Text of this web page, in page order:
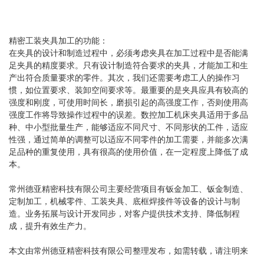
精密工装夹具加工的功能：
在夹具的设计和制造过程中，必须考虑夹具在加工过程中是否能满
足夹具的精度要求。只有设计制造符合要求的夹具，才能加工和生
产出符合质量要求的零件。其次，我们还需要考虑工人的操作习
惯，如位置要求、装卸空间要求等。最重要的是夹具应具有较高的
强度和刚度，可使用时间长，磨损引起的高强度工作，否则使用高
强度工作将导致操作过程中的误差。数控加工机床夹具适用于多品
种、中小型批量生产，能够适应不同尺寸、不同形状的工件，适应
性强，通过简单的调整可以适应不同零件的加工需要，并能多次满
足品种的重复使用，具有很高的使用价值，在一定程度上降低了成
本。
常州德亚精密科技有限公司主要经营项目有钣金加工、钣金制造、
定制加工，机械零件、工装夹具、底框焊接件等设备的设计与制
造。业务拓展与设计开发同步，对客户提供技术支持、降低制程
成，提升有效生产力。
本文由常州德亚精密科技有限公司整理发布，如需转载，请注明来